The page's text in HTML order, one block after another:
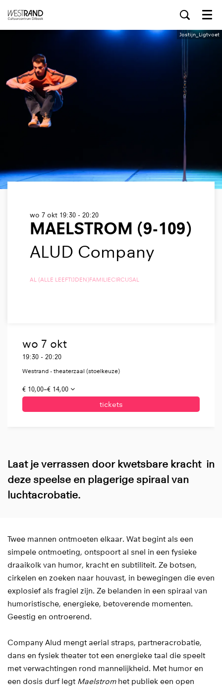
Menu
Jostijn_Ligtvoet
MAELSTROM (9-109)
ALUD Company
wo 7 okt 19:30 - 20:20
AL (ALLE LEEFTIJDEN)FAMILIECIRCUSAL
wo 7 okt
19:30 - 20:20
Westrand - theaterzaal (stoelkeuze)
€ 10,00–€ 14,00
tickets
Laat je verrassen door kwetsbare kracht in
deze speelse en plagerige spiraal van
luchtacrobatie.
Twee mannen ontmoeten elkaar. Wat begint als een
simpele ontmoeting, ontspoort al snel in een fysieke
draaikolk van humor, kracht en subtiliteit. Ze botsen,
cirkelen en zoeken naar houvast, in bewegingen die even
explosief als fragiel zijn. Ze belanden in een spiraal van
humoristische, energieke, betoverende momenten.
Geestig en ontroerend.
Company Alud mengt aerial straps, partneracrobatie,
dans en fysiek theater tot een energieke taal die speelt
met verwachtingen rond mannelijkheid. Met humor en
een dosis durf legt Maelstrom het publiek een open